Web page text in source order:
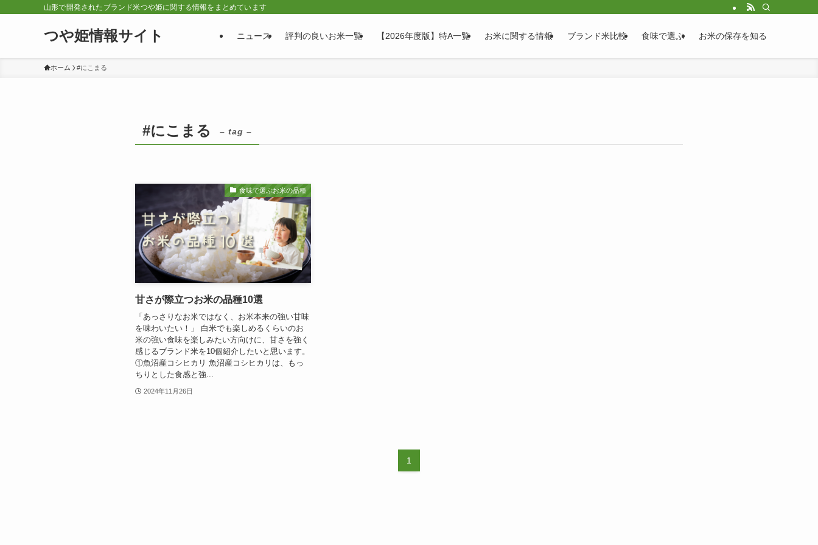
山形で開発されたブランド米つや姫に関する情報をまとめています
つや姫情報サイト ニュース 評判の良いお米一覧 【2026年度版】特A一覧 お米に関する情報 ブランド米比較 食味で選ぶ お米の保存を知る
ホーム #にこまる
#にこまる – tag –
食味で選ぶお米の品種
甘さが際立つお米の品種10選
「あっさりなお米ではなく、お米本来の強い甘味
を味わいたい！」 白米でも楽しめるくらいのお
米の強い食味を楽しみたい方向けに、甘さを強く
感じるブランド米を10個紹介したいと思います。
①魚沼産コシヒカリ 魚沼産コシヒカリは、もっ
ちりとした食感と強...
2024年11月26日
1